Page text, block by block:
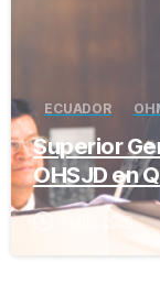
ECUADOR OH
Superior
OHSJD en
4 junio, 2026